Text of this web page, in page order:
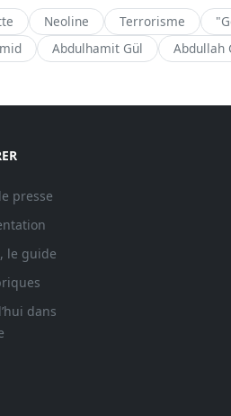
Neoline Terrorisme
Abdulhamit Gül Abdullah
presse
le guide
dans